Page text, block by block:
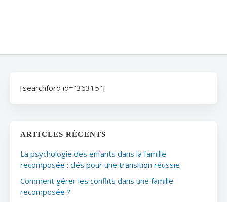
[searchford id="36315"]
ARTICLES RÉCENTS
La psychologie des enfants dans la famille
recomposée : clés pour une transition réussie
Comment gérer les conflits dans une famille
recomposée ?